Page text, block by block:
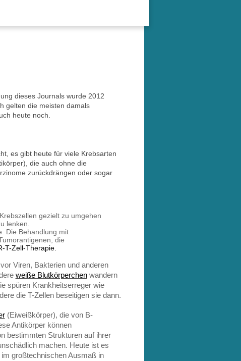
dieses Journals wurde 2012
gelten die meisten damals
heute noch.
es gibt heute für viele Krebsarten
die auch ohne die
zurückdrängen oder sogar
gezielt zu umgehen
lenken.
Die Behandlung mit
die
T-Zell-Therapie.
Viren, Bakterien und anderen
weiße Blutkörperchen wandern
spüren Krankheitserreger wie
die T-Zellen beseitigen sie dann.
(Eiweißkörper), die von B-
Antikörper können
bestimmten Strukturen auf ihrer
machen. Heute ist es
großtechnischen Ausmaß in